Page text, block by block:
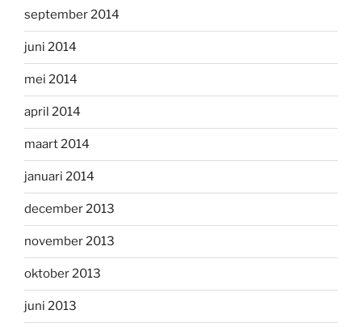
september 2014
juni 2014
mei 2014
april 2014
maart 2014
januari 2014
december 2013
november 2013
oktober 2013
juni 2013